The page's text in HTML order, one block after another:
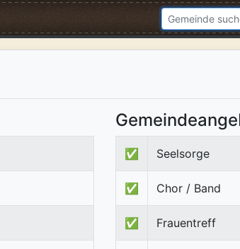
✅ Seelsorge
✅ Chor / Band
✅ Frauentreff